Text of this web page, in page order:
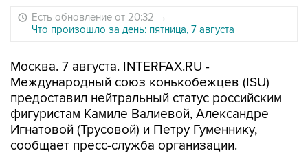
Есть обновление от 20:32 →
Что произошло за день: пятница, 7 августа
Москва. 7 августа. INTERFAX.RU -
Международный союз конькобежцев (ISU)
предоставил нейтральный статус российским
фигуристам Камиле Валиевой, Александре
Игнатовой (Трусовой) и Петру Гуменнику,
сообщает пресс-служба организации.